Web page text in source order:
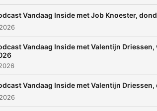
Vandaag Inside met Job Knoester,
Vandaag Inside met Valentijn Driessen,
Vandaag Inside met Valentijn